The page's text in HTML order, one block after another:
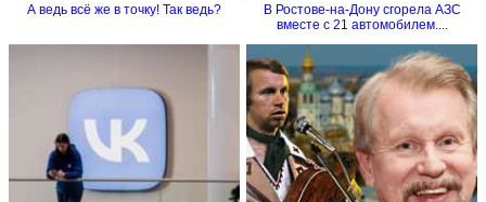
А ведь всё же в точку! Так ведь?
В Ростове-на-Дону сгорела АЗС
вместе с 21 автомобилем....